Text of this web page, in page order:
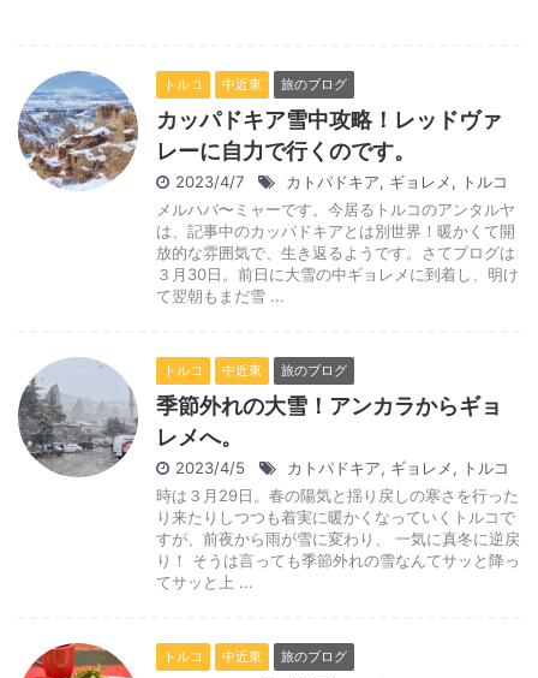
トルコ 中近東 旅のブログ
カッパドキア雪中攻略！レッドヴァ
レーに自力で行くのです。
2023/4/7 カトパドキア, ギョレメ, トルコ
メルハバ〜ミャーです。今居るトルコのアンタルヤ
は、記事中のカッパドキアとは別世界！暖かくて開
放的な雰囲気で、生き返るようです。さてブログは
３月30日。前日に大雪の中ギョレメに到着し、明け
て翌朝もまだ雪 ...
トルコ 中近東 旅のブログ
季節外れの大雪！アンカラからギョ
レメへ。
2023/4/5 カトパドキア, ギョレメ, トルコ
時は３月29日。春の陽気と揺り戻しの寒さを行った
り来たりしつつも着実に暖かくなっていくトルコで
すが、前夜から雨が雪に変わり、 一気に真冬に逆戻
り！ そうは言っても季節外れの雪なんてサッと降っ
てサッと上 ...
トルコ 中近東 旅のブログ